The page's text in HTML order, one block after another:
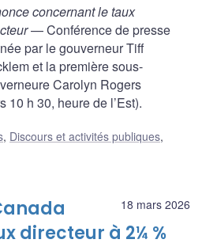
concernant le taux
— Conférence de presse
par le gouverneur Tiff
et la première sous-
Carolyn Rogers
10 h 30, heure de l’Est).
, Discours et activités publiques,
18 mars 2026
directeur à 2¼ %